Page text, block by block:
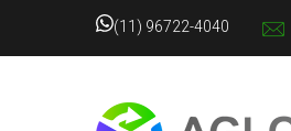
(11) 96722-4040